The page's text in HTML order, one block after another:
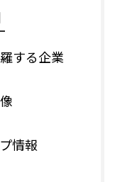
する企業
情報